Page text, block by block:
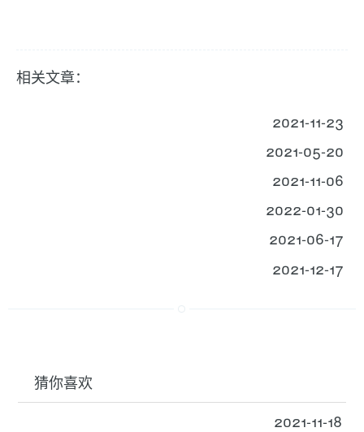
相关文章：
2021-11-23
2021-05-20
2021-11-06
2022-01-30
2021-06-17
2021-12-17
猜你喜欢
2021-11-18